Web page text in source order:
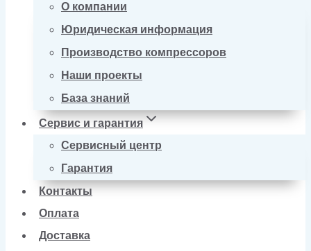
О компании
Юридическая информация
Производство компрессоров
Наши проекты
База знаний
Сервис и гарантия
Сервисный центр
Гарантия
Контакты
Оплата
Доставка